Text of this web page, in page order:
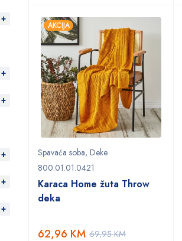
AKCIJA
Spavaća soba, Deke
800.01.01.0421
Karaca Home žuta Throw
deka
69,95KM
62,96 KM